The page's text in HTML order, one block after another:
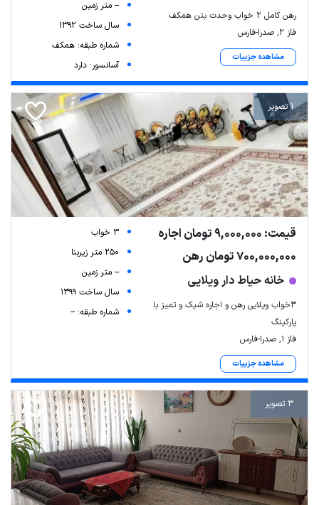
رهن کامل ۲ خواب وحدت بتن همکف
فاز ۲, صدرا-فارس
مشاهده جزییات
-- متر زمین
سال ساخت 1392
شماره طبقه: همکف
آسانسور: دارد
1 تصویر
قیمت: 9,000,000 تومان اجاره
700,000,000 تومان رهن
خانه حیاط دار ویلایی
3خواب ویلایی رهن و اجاره شیک و تمیز با
پارکینگ
فاز ۱, صدرا-فارس
مشاهده جزییات
3 خواب
250 متر زیربنا
-- متر زمین
سال ساخت 1399
شماره طبقه: --
3 تصویر